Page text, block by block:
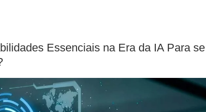
Essenciais na Era da IA Para